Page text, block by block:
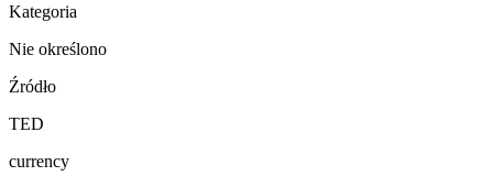
Kategoria
Nie określono
Źródło
TED
currency